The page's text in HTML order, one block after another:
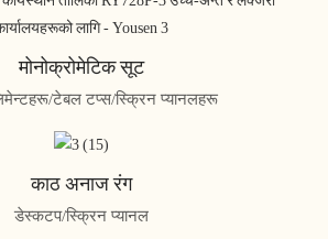
मोनोक्रोमेटिक सूट
टेबल टप्स/स्क्रिन प्यानलहरू
काठ अनाज रंग
डेस्कटप/स्क्रिन प्यानल